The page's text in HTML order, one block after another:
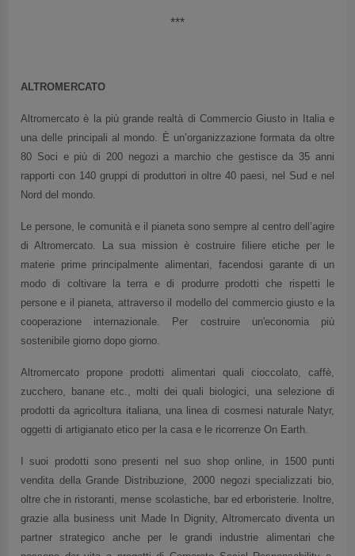
***
ALTROMERCATO
Altromercato è la più grande realtà di Commercio Giusto in Italia e
una delle principali al mondo. È un’organizzazione formata da oltre
80 Soci e più di 200 negozi a marchio che gestisce da 35 anni
rapporti con 140 gruppi di produttori in oltre 40 paesi, nel Sud e nel
Nord del mondo.
Le persone, le comunità e il pianeta sono sempre al centro dell’agire
di Altromercato. La sua mission è costruire filiere etiche per le
materie prime principalmente alimentari, facendosi garante di un
modo di coltivare la terra e di produrre prodotti che rispetti le
persone e il pianeta, attraverso il modello del commercio giusto e la
cooperazione internazionale. Per costruire un'economia più
sostenibile giorno dopo giorno.
Altromercato propone prodotti alimentari quali cioccolato, caffè,
zucchero, banane etc., molti dei quali biologici, una selezione di
prodotti da agricoltura italiana, una linea di cosmesi naturale Natyr,
oggetti di artigianato etico per la casa e le ricorrenze On Earth.
I suoi prodotti sono presenti nel suo shop online, in 1500 punti
vendita della Grande Distribuzione, 2000 negozi specializzati bio,
oltre che in ristoranti, mense scolastiche, bar ed erboristerie. Inoltre,
grazie alla business unit Made In Dignity, Altromercato diventa un
partner strategico anche per le grandi industrie alimentari che